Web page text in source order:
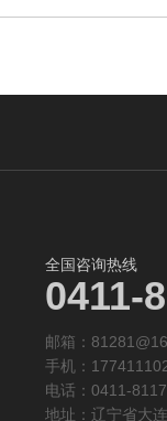
全国咨询热线
0411-
邮箱：
手机：
电话：0411-
地址：辽宁省大